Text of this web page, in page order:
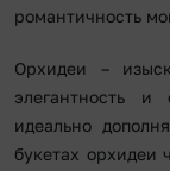
романтичность
Орхидеи –
элегантность
идеально
букетах орхидеи